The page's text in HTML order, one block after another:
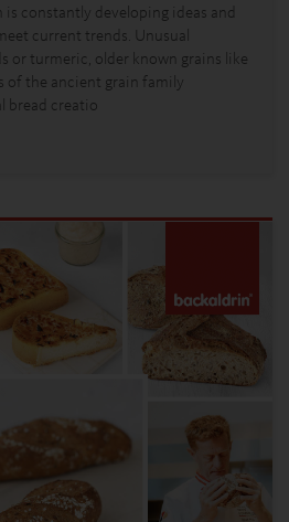
is constantly developing ideas and
current trends. Unusual
or turmeric, older known grains like
of the ancient grain family
bread creatio